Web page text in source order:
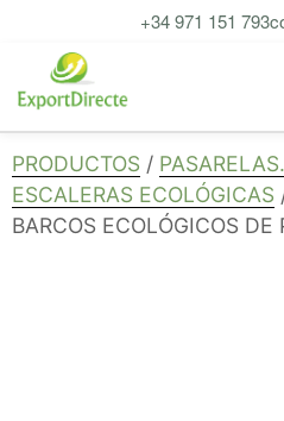
contenido
+34 971 151 793
PRODUCTOS /
ESCALERAS ECOLÓGICAS
BARCOS ECOLÓGICOS